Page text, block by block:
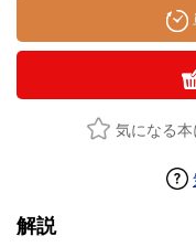
気になる本
解説